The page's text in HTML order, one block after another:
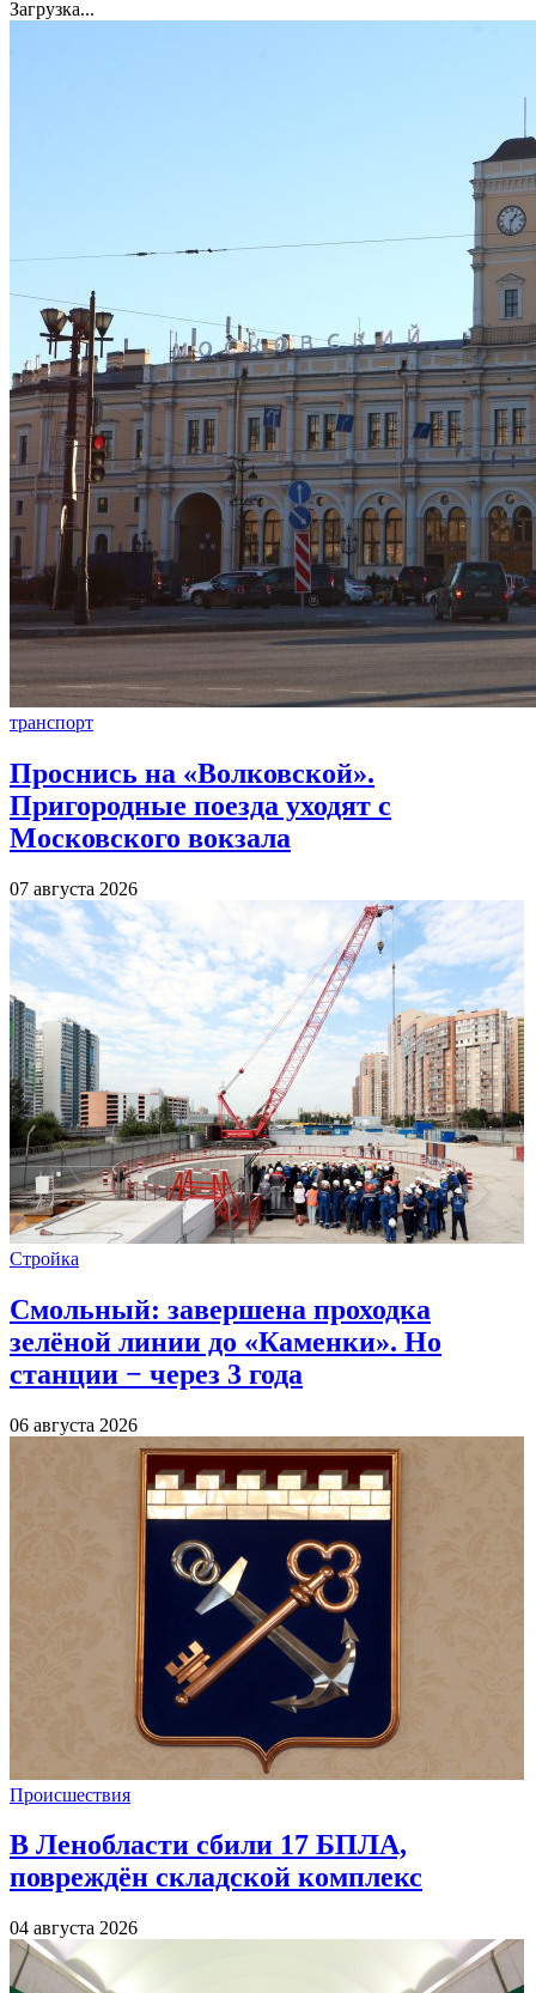
Загрузка...
транспорт
Проснись на «Волковской».
Пригородные поезда уходят с
Московского вокзала
07 августа 2026
Стройка
Смольный: завершена проходка
зелёной линии до «Каменки». Но
станции − через 3 года
06 августа 2026
Происшествия
В Ленобласти сбили 17 БПЛА,
повреждён складской комплекс
04 августа 2026